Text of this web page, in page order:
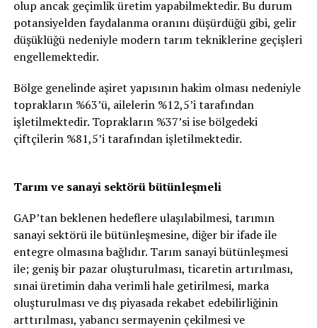
olup ancak geçimlik üretim yapabilmektedir. Bu durum
potansiyelden faydalanma oranını düşürdüğü gibi, gelir
düşüklüğü nedeniyle modern tarım tekniklerine geçişleri
engellemektedir.
Bölge genelinde aşiret yapısının hakim olması nedeniyle
toprakların %63’ü, ailelerin %12,5’i tarafından
işletilmektedir. Toprakların %37’si ise bölgedeki
çiftçilerin %81,5’i tarafından işletilmektedir.
Tarım ve sanayi sektörü bütünleşmeli
GAP’tan beklenen hedeflere ulaşılabilmesi, tarımın
sanayi sektörü ile bütünleşmesine, diğer bir ifade ile
entegre olmasına bağlıdır. Tarım sanayi bütünleşmesi
ile; geniş bir pazar oluşturulması, ticaretin artırılması,
sınai üretimin daha verimli hale getirilmesi, marka
oluşturulması ve dış piyasada rekabet edebilirliğinin
arttırılması, yabancı sermayenin çekilmesi ve